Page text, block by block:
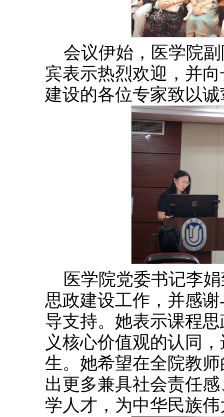
会议伊始，医学院
宾表示热烈欢迎，并
建设的各位专家致以
医学院党委书记李
思政建设工作，并感
导支持。她表示课程
义核心价值观的认同
生。她希望在全院教
出更多兼具社会责任
学人才，为中华民族